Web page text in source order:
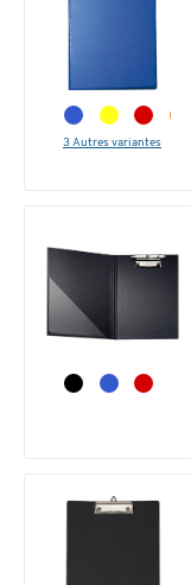
3 Autres variantes